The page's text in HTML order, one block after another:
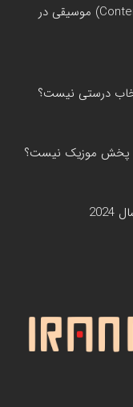
همه‌چیز دربارهٔ کانتنت‌آی‌دی (Content ID) موسیقی در
درستی نیست؟
پخش موزیک نیست؟